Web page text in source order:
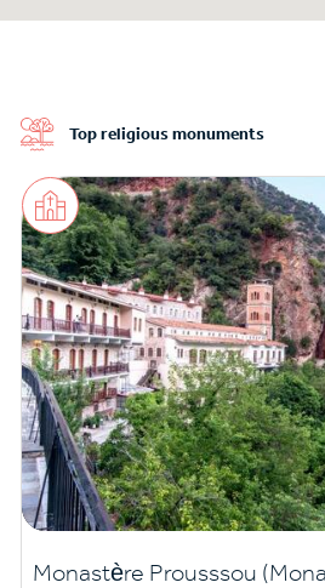
Top religious monuments
Monastère Prousssou